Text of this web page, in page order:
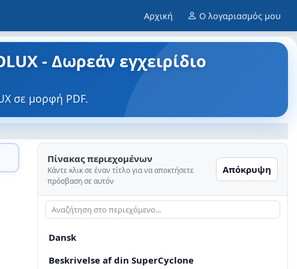
Αρχική Ο λογαριασμός μου
- Δωρεάν εγχειρίδιο
σε μορφή PDF.
Πίνακας περιεχομένων
Κάντε κλικ σε έναν τίτλο για να αποκτήσετε
πρόσβαση σε αυτόν
Απόκρυψη
Dansk
Beskrivelse af din SuperCyclone